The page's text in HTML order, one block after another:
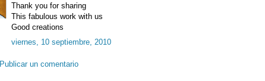
Thank you for sharing
This fabulous work with us
Good creations
viernes, 10 septiembre, 2010
Publicar un comentario